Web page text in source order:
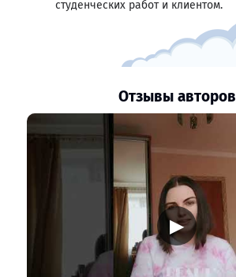
студенческих работ и клиентом.
Отзывы авторов
▶